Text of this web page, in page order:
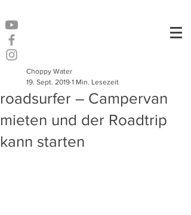
roadsurfer – Campervan
mieten und der Roadtrip
kann starten
Choppy Water
19. Sept. 2019 1 Min. Lesezeit